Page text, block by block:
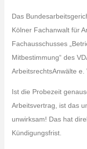
Das
Kölner Fachanwalt für
Fachausschusses
Mitbestimmung“ des
ArbeitsrechtsAnwälte e.
Ist die Probezeit
Arbeitsvertrag, ist das
unwirksam! Das hat
Kündigungsfrist.